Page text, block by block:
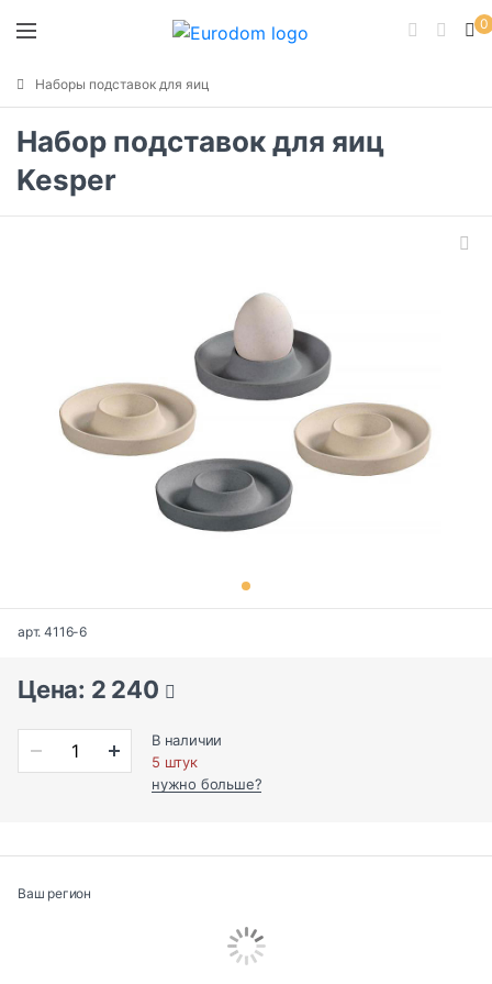
0
Наборы подставок для яиц
Набор подставок для яиц
Kesper
арт. 4116-6
Цена: 2 240
В наличии
5 штук
нужно больше?
Ваш регион